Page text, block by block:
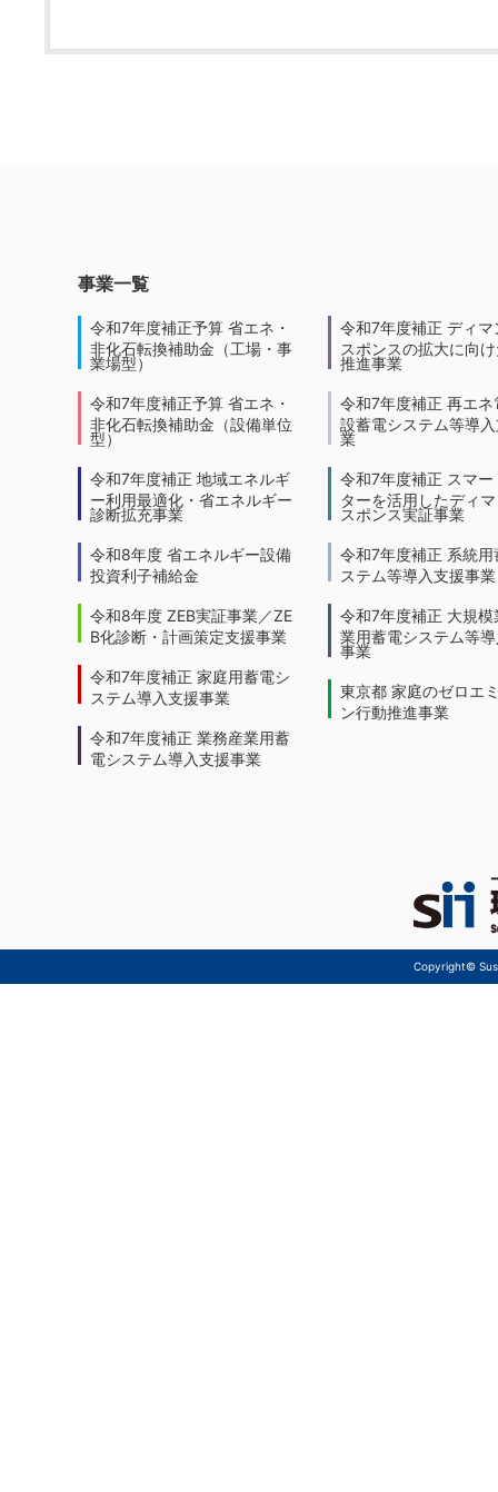
事業一覧
令和7年度補正予算 省エネ・
非化石転換補助金（工場・事
業場型）
令和7年度補正予算 省エネ・
非化石転換補助金（設備単位
型）
令和7年度補正 地域エネルギ
ー利用最適化・省エネルギー
診断拡充事業
令和8年度 省エネルギー設備
投資利子補給金
令和8年度 ZEB実証事業／ZE
B化診断・計画策定支援事業
令和7年度補正 家庭用蓄電シ
ステム導入支援事業
令和7年度補正 業務産業用蓄
電システム導入支援事業
令和7年度補正 ディマ
スポンスの拡大に向
推進事業
令和7年度補正 再エネ
設蓄電システム等導
業
令和7年度補正 スマー
ターを活用したディ
スポンス実証事業
令和7年度補正 系統用
ステム等導入支援事業
令和7年度補正 大規模
業用蓄電システム等
事業
東京都 家庭のゼロエ
ン行動推進事業
Copyright©